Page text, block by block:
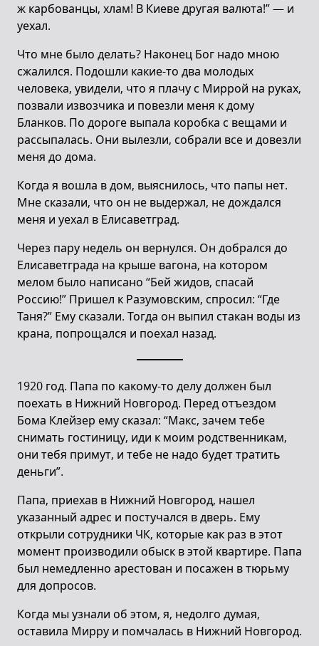
ж карбованцы, хлам! В Киеве другая валюта!” — и
уехал.
Что мне было делать? Наконец Бог надо мною
сжалился. Подошли какие-то два молодых
человека, увидели, что я плачу с Миррой на руках,
позвали извозчика и повезли меня к дому
Бланков. По дороге выпала коробка с вещами и
рассыпалась. Они вылезли, собрали все и довезли
меня до дома.
Когда я вошла в дом, выяснилось, что папы нет.
Мне сказали, что он не выдержал, не дождался
меня и уехал в Елисаветград.
Через пару недель он вернулся. Он добрался до
Елисаветграда на крыше вагона, на котором
мелом было написано “Бей жидов, спасай
Россию!” Пришел к Разумовским, спросил: “Где
Таня?” Ему сказали. Тогда он выпил стакан воды из
крана, попрощался и поехал назад.
1920 год. Папа по какому-то делу должен был
поехать в Нижний Новгород. Перед отъездом
Бома Клейзер ему сказал: “Макс, зачем тебе
снимать гостиницу, иди к моим родственникам,
они тебя примут, и тебе не надо будет тратить
деньги”.
Папа, приехав в Нижний Новгород, нашел
указанный адрес и постучался в дверь. Ему
открыли сотрудники ЧК, которые как раз в этот
момент производили обыск в этой квартире. Папа
был немедленно арестован и посажен в тюрьму
для допросов.
Когда мы узнали об этом, я, недолго думая,
оставила Мирру и помчалась в Нижний Новгород.